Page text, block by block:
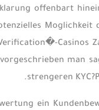
offenbart
Casinos
man
strengeren
ein